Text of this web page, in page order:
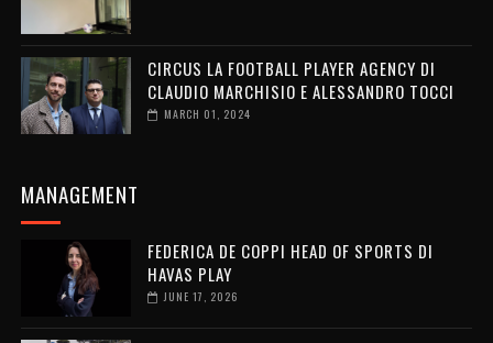
CIRCUS LA FOOTBALL PLAYER AGENCY DI
CLAUDIO MARCHISIO E ALESSANDRO TOCCI
MARCH 01, 2024
MANAGEMENT
FEDERICA DE COPPI HEAD OF SPORTS DI
HAVAS PLAY
JUNE 17, 2026